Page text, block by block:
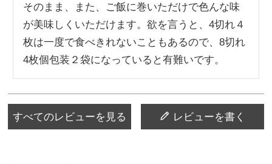
そのまま、また、ご飯に巻いただけで色んな味
が美味しくいただけます。欲を言うと、4切れ４
枚は一度で食べきれないこともあるので、8切れ
4枚個包装２袋になっていると有難いです。
すべてのレビューを見る レビューを書く